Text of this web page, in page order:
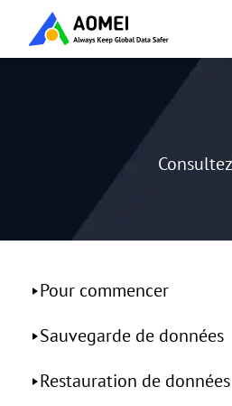
Pour commencer
Sauvegarde de données
Restauration de données